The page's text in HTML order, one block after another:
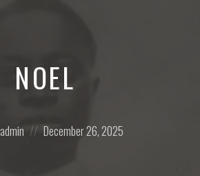
NOEL
admin
on
December 26, 2025